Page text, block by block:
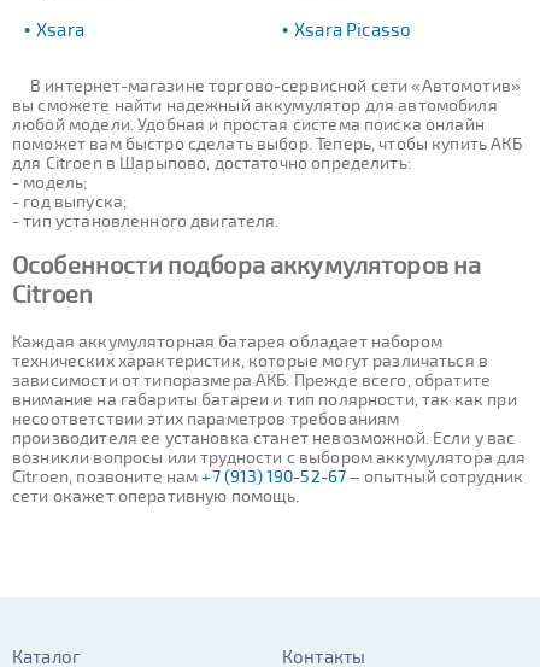
Xsara Xsara Picasso
В интернет-магазине торгово-сервисной сети «Автомотив»
вы сможете найти надежный аккумулятор для автомобиля
любой модели. Удобная и простая система поиска онлайн
поможет вам быстро сделать выбор. Теперь, чтобы купить АКБ
для Citroen в Шарыпово, достаточно определить:
- модель;
- год выпуска;
- тип установленного двигателя.
Особенности подбора аккумуляторов на
Citroen
Каждая аккумуляторная батарея обладает набором
технических характеристик, которые могут различаться в
зависимости от типоразмера АКБ. Прежде всего, обратите
внимание на габариты батареи и тип полярности, так как при
несоответствии этих параметров требованиям
производителя ее установка станет невозможной. Если у вас
возникли вопросы или трудности с выбором аккумулятора для
Citroen, позвоните нам+7 (913) 190-52-67– опытный сотрудник
сети окажет оперативную помощь.
Каталог Контакты